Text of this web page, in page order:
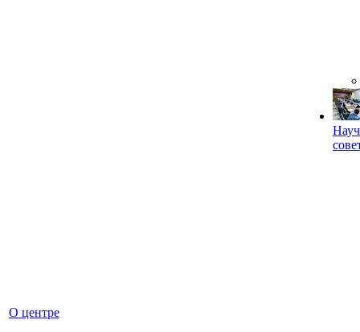
О центре